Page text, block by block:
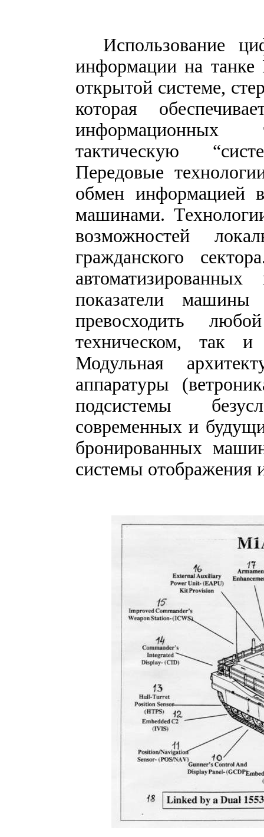
Использование
информации на
открытой системе,
которая
информационных
тактическую
Передовые
обмен информацией
машинами.
возможностей
гражданского
показатели
превосходить
техническом, так и
Модульная
аппаратуры
подсистемы
современных и
бронированных
системы отображения